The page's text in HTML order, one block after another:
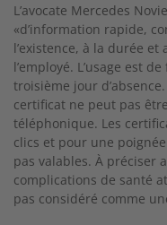
L’avocate Mercedes
«d’information rapide,
l’existence, à la durée et
l’employé. L’usage est
troisième jour
certificat ne peut pas
téléphonique. Les
clics et pour une
pas valables. À préciser
complications de santé
pas considéré comme